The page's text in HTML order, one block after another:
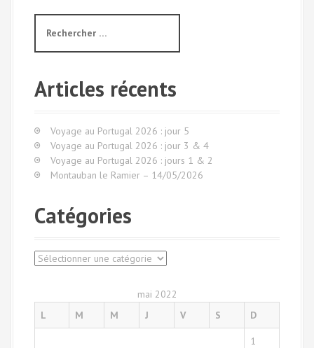
c
r
e
p
o
u
Articles récents
Voyage au Portugal 2026 : jour 5
Voyage au Portugal 2026 : jour 3 & 4
Voyage au Portugal 2026 : jours 1 & 2
Montauban le Ramier – 14/05/2026
Catégories
C
é
o
mai 2022
L
M M J V S D
1